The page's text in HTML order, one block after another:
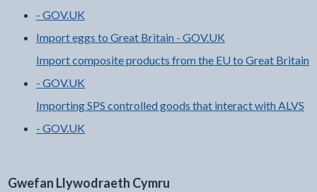
- GOV.UK
Import eggs to Great Britain - GOV.UK
Import composite products from the EU to Great Britain
- GOV.UK
Importing SPS controlled goods that interact with ALVS
- GOV.UK
Gwefan Llywodraeth Cymru